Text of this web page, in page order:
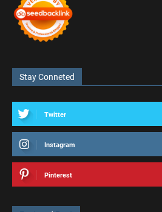
Stay Conneted
Twitter
Instagram
Pinterest